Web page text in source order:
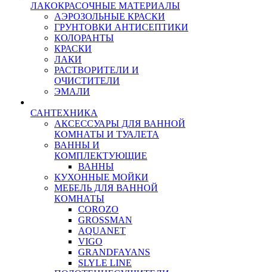
ЛАКОКРАСОЧНЫЕ МАТЕРИАЛЫ
АЭРОЗОЛЬНЫЕ КРАСКИ
ГРУНТОВКИ АНТИСЕПТИКИ
КОЛОРАНТЫ
КРАСКИ
ЛАКИ
РАСТВОРИТЕЛИ И
ОЧИСТИТЕЛИ
ЭМАЛИ
САНТЕХНИКА
АКСЕССУАРЫ ДЛЯ ВАННОЙ
КОМНАТЫ И ТУАЛЕТА
ВАННЫ И
КОМПЛЕКТУЮЩИЕ
ВАННЫ
КУХОННЫЕ МОЙКИ
МЕБЕЛЬ ДЛЯ ВАННОЙ
КОМНАТЫ
COROZO
GROSSMAN
AQUANET
VIGO
GRANDFAYANS
SLYLE LINE